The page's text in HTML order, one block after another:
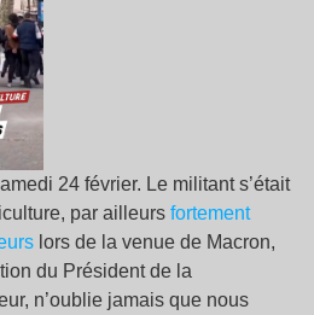
24 février. Le militant s’était
par ailleurs fortement
lors de la venue de Macron,
du Président de la
n’oublie jamais que nous